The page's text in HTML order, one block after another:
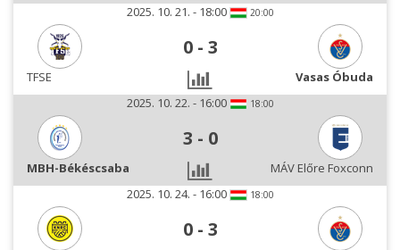
2025. 10. 21. - 18:00
20:00
0 - 3
TFSE
Vasas Óbuda
2025. 10. 22. - 16:00
18:00
3 - 0
MBH-Békéscsaba
MÁV Előre Foxconn
2025. 10. 24. - 16:00
18:00
0 - 3